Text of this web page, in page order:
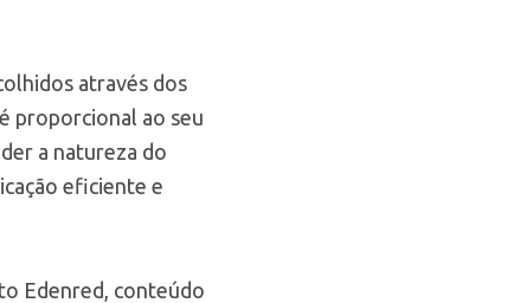
através dos
proporcional ao seu
a natureza do
eficiente e
Edenred, conteúdo